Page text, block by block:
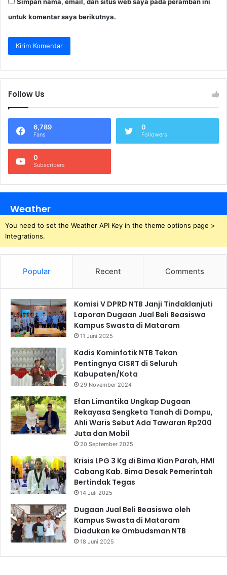
untuk komentar saya berikutnya.
Follow Us
6,789
Fans
0
Followers
0
Subscribers
Weather
You need to set the Weather API Key in the theme options page >
Integrations.
Popular Recent Comments
Komisi V DPRD NTB Janji Tindaklanjuti
Laporan Dugaan Jual Beli Beasiswa
Kampus Swasta di Mataram
11 Juni 2025
Kadis Kominfotik NTB Tekan
Pentingnya CISRT di Seluruh
Kabupaten/Kota
29 November 2024
Efan Limantika Ungkap Dugaan
Rekayasa Sengketa Tanah di Dompu,
Ahli Waris Sebut Ada Tawaran Rp200
Juta dan Mobil
20 September 2025
Krisis LPG 3 Kg di Bima Kian Parah, HMI
Cabang Kab. Bima Desak Pemerintah
Bertindak Tegas
14 Juli 2025
Dugaan Jual Beli Beasiswa oleh
Kampus Swasta di Mataram
Diadukan ke Ombudsman NTB
18 Juni 2025